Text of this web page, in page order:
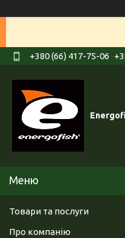
+380 (66) 417-75-06
Товари та послуги
Про компанію